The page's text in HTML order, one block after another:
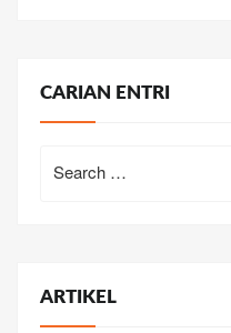
CARIAN ENTRI
for:
ARTIKEL